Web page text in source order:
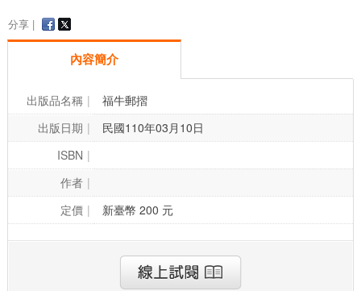
分享 |
內容簡介
出版品名稱
福牛郵摺
出版日期
民國110年03月10日
ISBN
作者
定價
新臺幣 200 元